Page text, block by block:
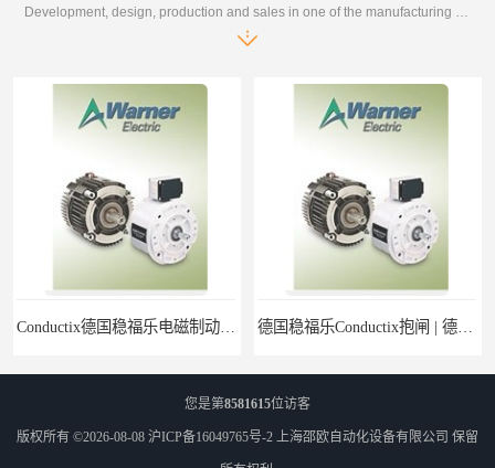
您是第8581615位访客
版权所有 ©2026-08-08 沪ICP备16049765号-2 上海邵欧自动化设备有限公司 保留